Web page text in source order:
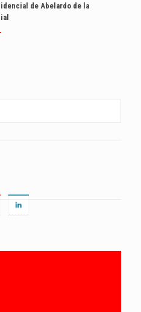
de Abelardo de la